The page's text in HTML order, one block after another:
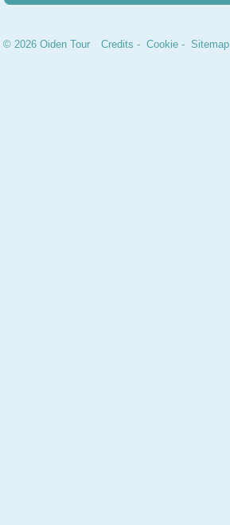
© 2026 Oiden Tour Credits -Cookie -Sitemap